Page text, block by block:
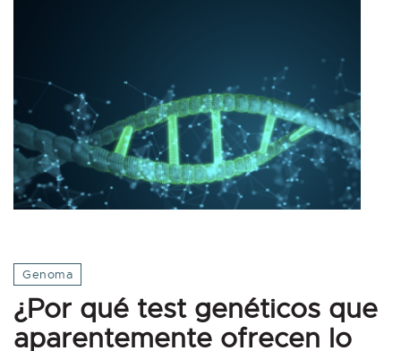
Genoma
¿Por qué test genéticos que
aparentemente ofrecen lo